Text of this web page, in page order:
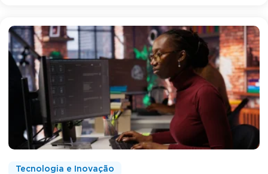
Tecnologia e Inovação